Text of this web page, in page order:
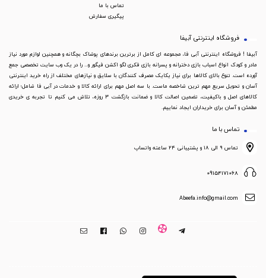
تماس با ما
پیگیری سفارش
فروشگاه اینترنتی آبیفا
آبیفا ! فروشگاه اینترنتی آبی فا، مجموعه ای کامل از برترین برندهای پوشاک بچگانه و همچنین لوازم مورد نیاز
مادر و کودک انواع اسباب بازی دخترانه و پسرانه بازی فکری لگو اکشن فیگور و... را در یک وب سایت تخصصی جمع
آورده است. تنوع بالای کالاها برای نیاز یکایک مصرف کنندگان با سلایق و نیازهای مختلف از راه خرید اینترنتی
آسان و تحویل سریع مهم ترین شاخصه ماست. با سه اصل مهم برای ارائه کالا و خدمات در آبی فا شامل؛ ارائه
کالاهای اصل و باکیفیت، تضمین اصالت کالا و ضمانت بازگشت 3 روزه، تلاش می کنیم تا تجربه ی خریدی
مطمئن و آسان برای خریداران ایجاد نماییم.
تماس با ما
تماس ۹ الی ۱۸ و پشتیبانی ۲۴ ساعته واتساپ
09154171068
Abeefa.info@gmail.com